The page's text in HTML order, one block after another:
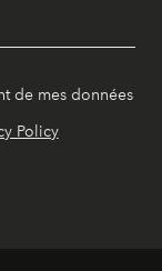
de mes données
Policy